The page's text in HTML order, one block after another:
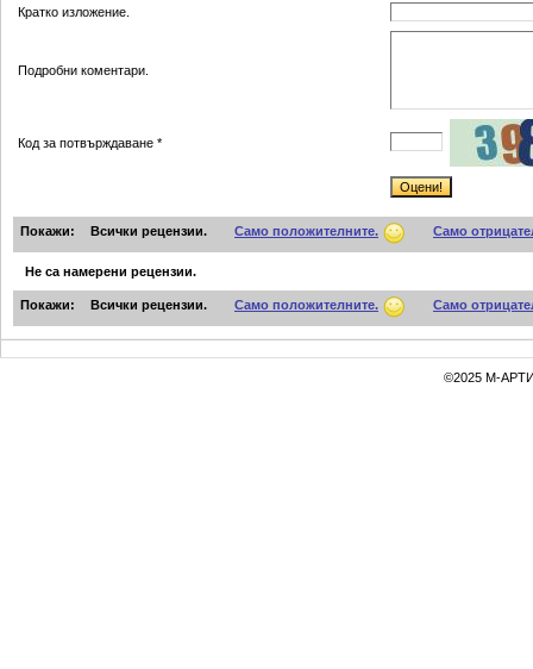
Кратко изложение.
Подробни коментари.
Код за потвърждаване *
Покажи: Всички рецензии. Само положителните. Само
Не са намерени рецензии.
Покажи: Всички рецензии. Само положителните. Само
©2025 М-